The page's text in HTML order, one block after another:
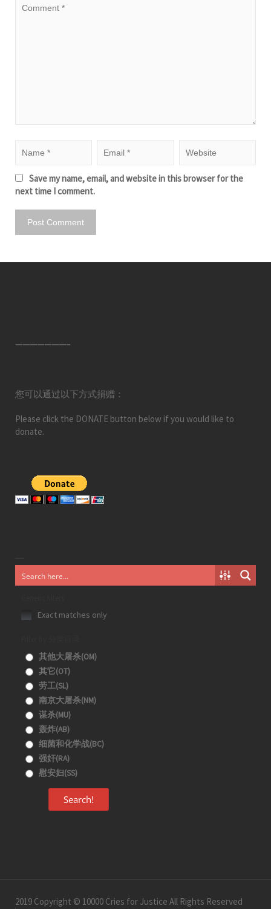
Save my name, email, and website in this browser for the
next time I comment.
———————–
您可以通过以下方式捐赠：
Please click the DONATE button below if you would like to
donate.
Exact matches only
其他大屠杀(OM)
其它(OT)
劳工(SL)
南京大屠杀(NM)
谋杀(MU)
轰炸(AB)
细菌和化学战(BC)
强奸(RA)
慰安妇(SS)
Search!
2019 Copyright © 10000 Cries for Justice All Rights Reserved